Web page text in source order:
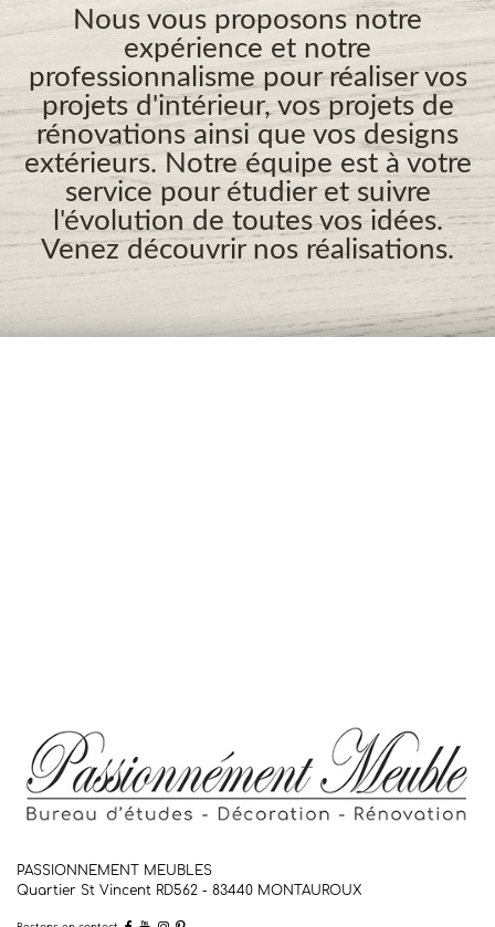
Nous vous proposons notre
expérience et notre
professionnalisme pour réaliser vos
projets d'intérieur, vos projets de
rénovations ainsi que vos designs
extérieurs. Notre équipe est à votre
service pour étudier et suivre
l'évolution de toutes vos idées.
Venez découvrir nos réalisations.
PASSIONNEMENT MEUBLES
Quartier St Vincent RD562 - 83440 MONTAUROUX